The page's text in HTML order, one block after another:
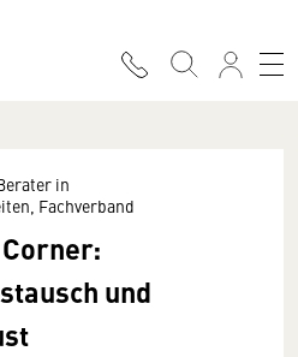
in
Fachverband
und